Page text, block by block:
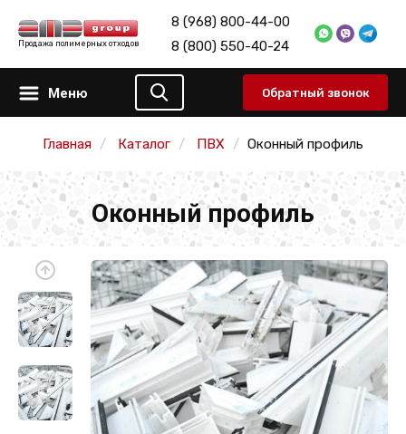
Продажа полимерных отходов
8 (968) 800-44-00
8 (800) 550-40-24
Меню Обратный звонок
Главная Каталог ПВХ Оконный профиль
Оконный профиль